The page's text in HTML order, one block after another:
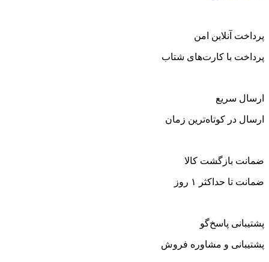
پرداخت آنلاین امن
پرداخت با کارت‌های شتاب
ارسال سریع
ارسال در کوتاه‌ترین زمان
ضمانت بازگشت کالا
ضمانت تا حداکثر ۱ روز
پشتیبانی پاسخ‌گو
پشتیبانی و مشاوره فروش